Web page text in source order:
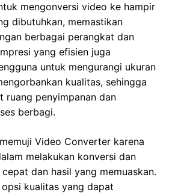
mengonversi video ke hampir
dibutuhkan, memastikan
berbagai perangkat dan
yang efisien juga
untuk mengurangi ukuran
kualitas, sehingga
ruang penyimpanan dan
berbagi.
Video Converter karena
melakukan konversi dan
dan hasil yang memuaskan.
kualitas yang dapat